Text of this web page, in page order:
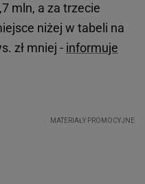
mln, a za trzecie
niżej w tabeli na
zł mniej - informuje